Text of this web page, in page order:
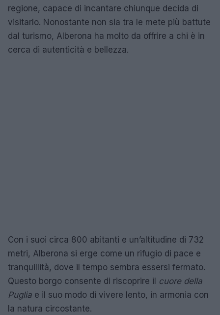
regione, capace di incantare chiunque decida di
visitarlo. Nonostante non sia tra le mete più battute
dal turismo, Alberona ha molto da offrire a chi è in
cerca di autenticità e bellezza.
Con i suoi circa 800 abitanti e un’altitudine di 732
metri, Alberona si erge come un rifugio di pace e
tranquillità, dove il tempo sembra essersi fermato.
Questo borgo consente di riscoprire il cuore della
Puglia e il suo modo di vivere lento, in armonia con
la natura circostante.